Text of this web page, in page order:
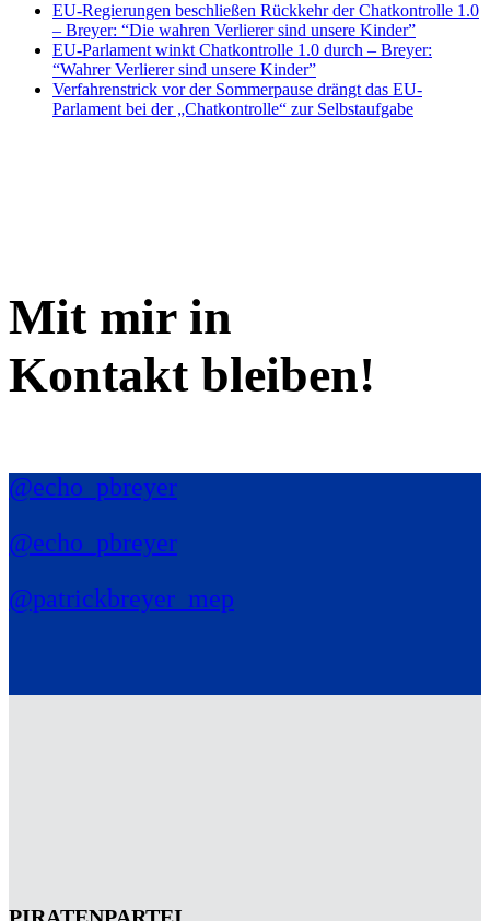
EU-Regierungen beschließen Rückkehr der Chatkontrolle 1.0
– Breyer: “Die wahren Verlierer sind unsere Kinder”
EU-Parlament winkt Chatkontrolle 1.0 durch – Breyer:
“Wahrer Verlierer sind unsere Kinder”
Verfahrenstrick vor der Sommerpause drängt das EU-
Parlament bei der „Chatkontrolle“ zur Selbstaufgabe
Mit mir in
Kontakt bleiben!
@echo_pbreyer
@echo_pbreyer
@patrickbreyer_mep